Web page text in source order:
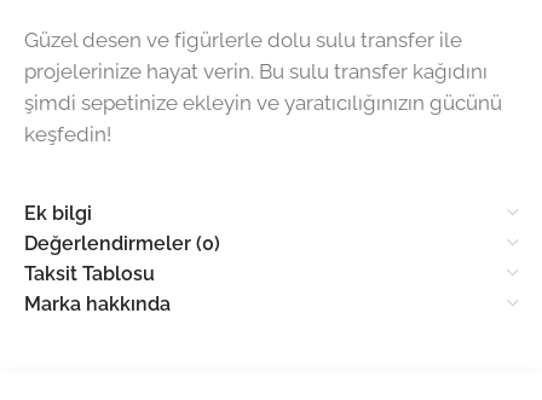
Güzel desen ve figürlerle dolu sulu transfer ile
projelerinize hayat verin. Bu sulu transfer kağıdını
şimdi sepetinize ekleyin ve yaratıcılığınızın gücünü
keşfedin!
Ek bilgi
Değerlendirmeler (0)
Taksit Tablosu
Marka hakkında